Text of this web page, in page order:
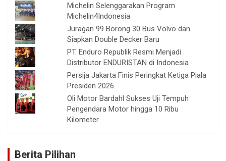
Michelin Selenggarakan Program
Michelin4Indonesia
Juragan 99 Borong 30 Bus Volvo dan
Siapkan Double Decker Baru
PT. Enduro Republik Resmi Menjadi
Distributor ENDURISTAN di Indonesia
Persija Jakarta Finis Peringkat Ketiga Piala
Presiden 2026
Oli Motor Bardahl Sukses Uji Tempuh
Pengendara Motor hingga 10 Ribu
Kilometer
Berita Pilihan